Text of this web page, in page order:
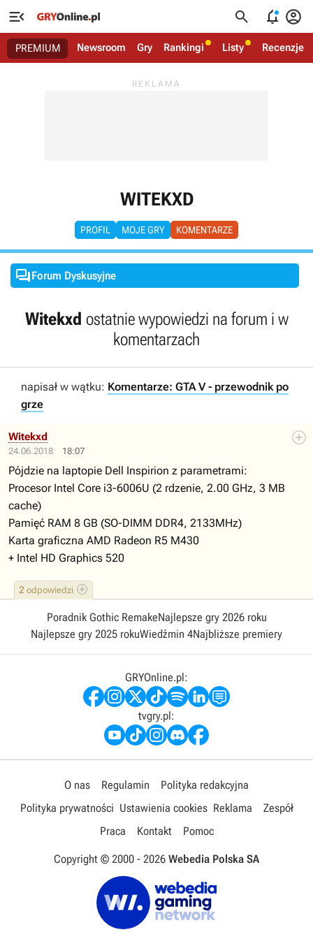
   
PREMIUM Newsroom Gry Rankingi Listy Recenzje
WITEKXD
PROFIL MOJE GRY KOMENTARZE
Forum Dyskusyjne
Witekxd ostatnie wypowiedzi na forum i w
komentarzach
napisał w wątku: Komentarze: GTA V - przewodnik po
grze
24.06.2018 18:07
2 odpowiedzi
Witekxd
Pójdzie na laptopie Dell Inspirion z parametrami:
Procesor Intel Core i3-6006U (2 rdzenie, 2.00 GHz, 3 MB
cache)
Pamięć RAM 8 GB (SO-DIMM DDR4, 2133MHz)
Karta graficzna AMD Radeon R5 M430
+ Intel HD Graphics 520
Poradnik Gothic RemakeNajlepsze gry 2026 roku
Najlepsze gry 2025 rokuWiedźmin 4Najbliższe premiery
GRYOnline.pl:
tvgry.pl:
O nas Regulamin
Polityka redakcyjna
Polityka prywatności Ustawienia cookies Reklama
Zespół
Praca
Kontakt Pomoc
Copyright © 2000 - 2026 Webedia Polska SA